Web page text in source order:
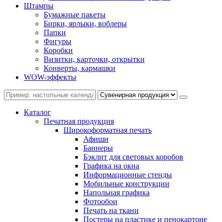
Штампы
Бумажные пакеты
Бирки, ярлыки, воблеры
Папки
Фигуры
Коробки
Визитки, карточки, открытки
Конверты, кармашки
WOW-эффекты
Каталог
Печатная продукция
Широкоформатная печать
Афиши
Баннеры
Бэклит для световых коробов
Графика на окна
Информационные стенды
Мобильные конструкции
Напольная графика
Фотообои
Печать на ткани
Постеры на пластике и пенокартоне